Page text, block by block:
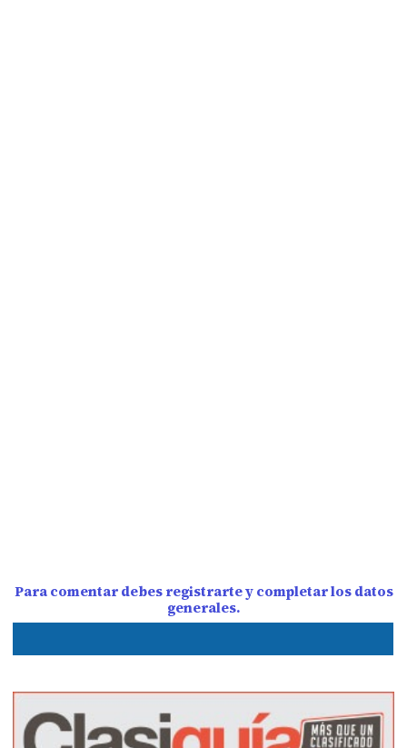
Para comentar debes registrarte y completar los datos
generales.